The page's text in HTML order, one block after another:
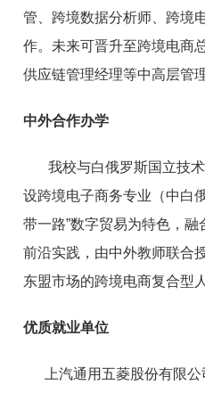
管、跨境数据分析师、跨境
作。未来可晋升至跨境电商
供应链管理经理等中高层管
中外合作办学
我校与白俄罗斯国立技术
设跨境电子商务专业（中白
带一路”数字贸易为特色，融
前沿实践，由中外教师联合
东盟市场的跨境电商复合型
优质就业单位
上汽通用五菱股份有限公